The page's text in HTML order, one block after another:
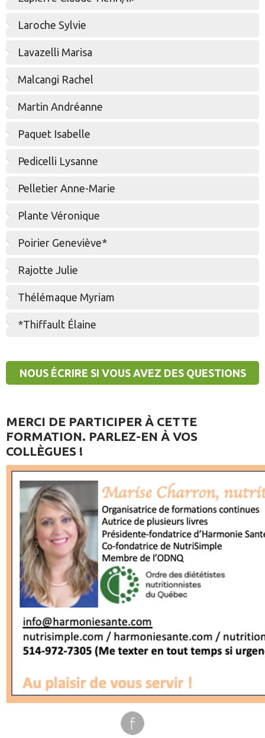
Laroche Sylvie
Lavazelli Marisa
Malcangi Rachel
Martin Andréanne
Paquet Isabelle
Pedicelli Lysanne
Pelletier Anne-Marie
Plante Véronique
Poirier Geneviève*
Rajotte Julie
Thélémaque Myriam
*Thiffault Élaine
NOUS ÉCRIRE SI VOUS AVEZ DES QUESTIONS
MERCI DE PARTICIPER À CETTE
FORMATION. PARLEZ-EN À VOS
COLLÈGUES !